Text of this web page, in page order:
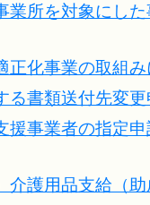
業所を対象にし
正化事業の取組み
る書類送付先変
援事業者の指定
介護用品支給